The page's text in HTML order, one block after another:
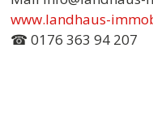
www.landhaus-
☎ 0176 363 94 207